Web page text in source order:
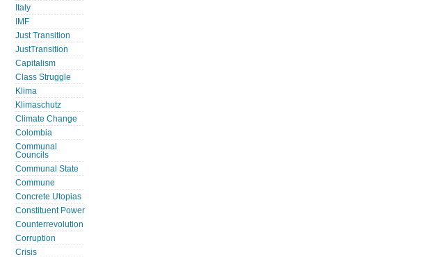
Italy
IMF
Just Transition
JustTransition
Capitalism
Class Struggle
Klima
Klimaschutz
Climate Change
Colombia
Communal
Councils
Communal State
Commune
Concrete Utopias
Constituent Power
Counterrevolution
Corruption
Crisis